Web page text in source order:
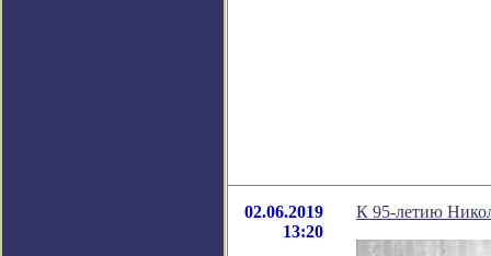
02.06.2019
13:20
К 95-летию